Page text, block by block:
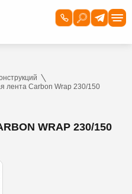
лента Carbon Wrap 230/150
WRAP 230/150